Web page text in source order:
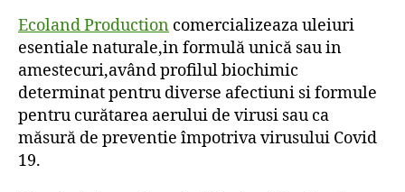
Ecoland Production comercializeaza uleiuri
esentiale naturale,in formulă unică sau in
amestecuri,având profilul biochimic
determinat pentru diverse afectiuni si formule
pentru curătarea aerului de virusi sau ca
măsură de preventie împotriva virusului Covid
19.